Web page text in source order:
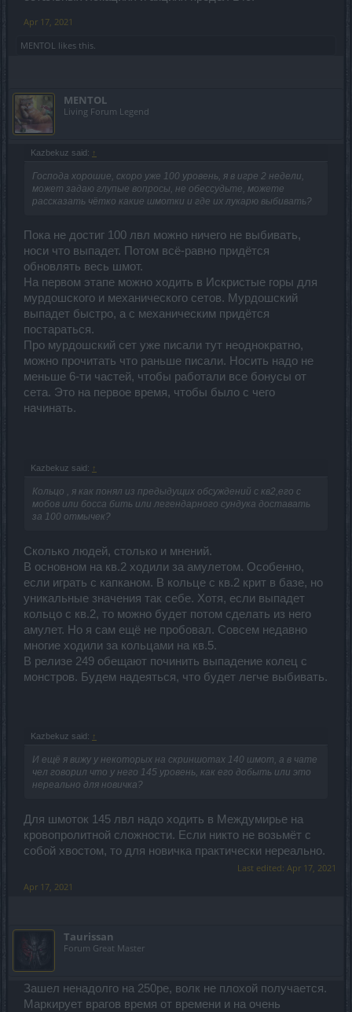
Apr 17, 2021
MENTOL likes this.
MENTOL
Living Forum Legend
Kazbekuz said: ↑
Господа хорошие, скоро уже 100 уровень, я в игре 2 недели,
может задаю глупые вопросы, не обессудьте, можете
рассказать чётко какие шмотки и где их лукарю выбивать?
Пока не достиг 100 лвл можно ничего не выбивать,
носи что выпадет. Потом всё-равно придётся
обновлять весь шмот.
На первом этапе можно ходить в Искристые горы для
мурдошского и механического сетов. Мурдошский
выпадет быстро, а с механическим придётся
постараться.
Про мурдошский сет уже писали тут неоднократно,
можно прочитать что раньше писали. Носить надо не
меньше 6-ти частей, чтобы работали все бонусы от
сета. Это на первое время, чтобы было с чего
начинать.
Kazbekuz said: ↑
Кольцо , я как понял из предыдущих обсуждений с кв2,его с
мобов или босса бить или легендарного сундука доставать
за 100 отмычек?
Сколько людей, столько и мнений.
В основном на кв.2 ходили за амулетом. Особенно,
если играть с капканом. В кольце с кв.2 крит в базе, но
уникальные значения так себе. Хотя, если выпадет
кольцо с кв.2, то можно будет потом сделать из него
амулет. Но я сам ещё не пробовал. Совсем недавно
многие ходили за кольцами на кв.5.
В релизе 249 обещают починить выпадение колец с
монстров. Будем надеяться, что будет легче выбивать.
Kazbekuz said: ↑
И ещё я вижу у некоторых на скриншотах 140 шмот, а в чате
чел говорил что у него 145 уровень, как его добыть или это
нереально для новичка?
Для шмоток 145 лвл надо ходить в Междумирье на
кровопролитной сложности. Если никто не возьмёт с
собой хвостом, то для новичка практически нереально.
Last edited: Apr 17, 2021
Apr 17, 2021
Taurissan
Forum Great Master
Зашел ненадолго на 250ре, волк не плохой получается.
Маркирует врагов время от времени и на очень